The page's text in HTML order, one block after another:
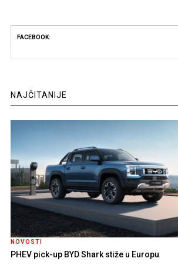
FACEBOOK:
NAJČITANIJE
NOVOSTI
PHEV pick-up BYD Shark stiže u Europu